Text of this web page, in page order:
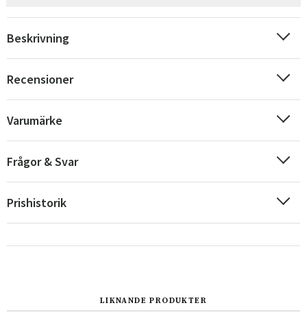
Sverige
Beskrivning
Recensioner
Varumärke
Frågor & Svar
Prishistorik
LIKNANDE PRODUKTER